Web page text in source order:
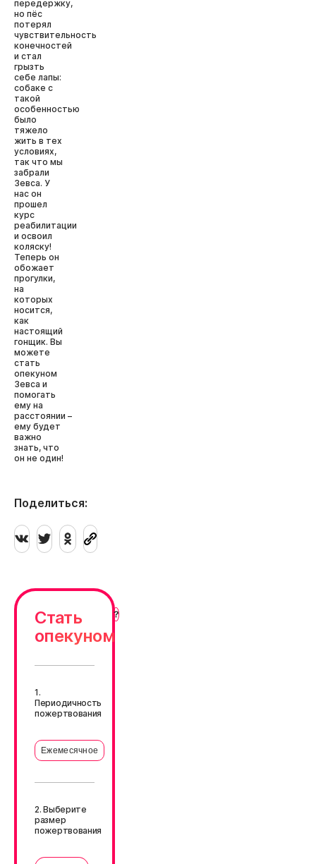
передержку,
но пёс
потерял
чувствительность
конечностей
и стал
грызть
себе лапы:
собаке с
такой
особенностью
было
тяжело
жить в тех
условиях,
так что мы
забрали
Зевса. У
нас он
прошел
курс
реабилитации
и освоил
коляску!
Теперь он
обожает
прогулки,
на
которых
носится,
как
настоящий
гонщик. Вы
можете
стать
опекуном
Зевса и
помогать
ему на
расстоянии –
ему будет
важно
знать, что
он не один!
Поделиться:
Стать
опекуном
1.
Периодичность
пожертвования
Ежемесячное
2. Выберите
размер
пожертвования